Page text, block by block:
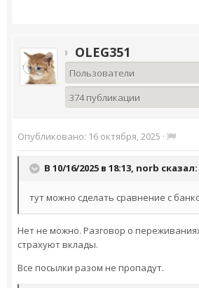
OLEG351
Пользователи
374 публикации
Опубликовано: 16 октября, 2025 ·
В 10/16/2025 в 18:13, norb сказал:
тут можно сделать сравнение с
Нет не можно. Разговор о
страхуют вклады.
Все посылки разом не пропадут.